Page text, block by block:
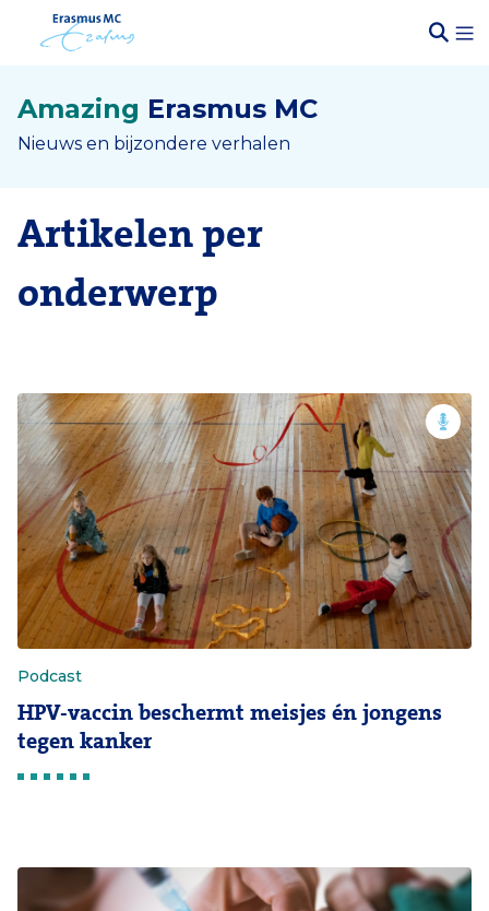
Amazing Erasmus MC
Nieuws en bijzondere verhalen
Artikelen per
onderwerp
Podcast
HPV-vaccin beschermt meisjes én jongens
tegen kanker